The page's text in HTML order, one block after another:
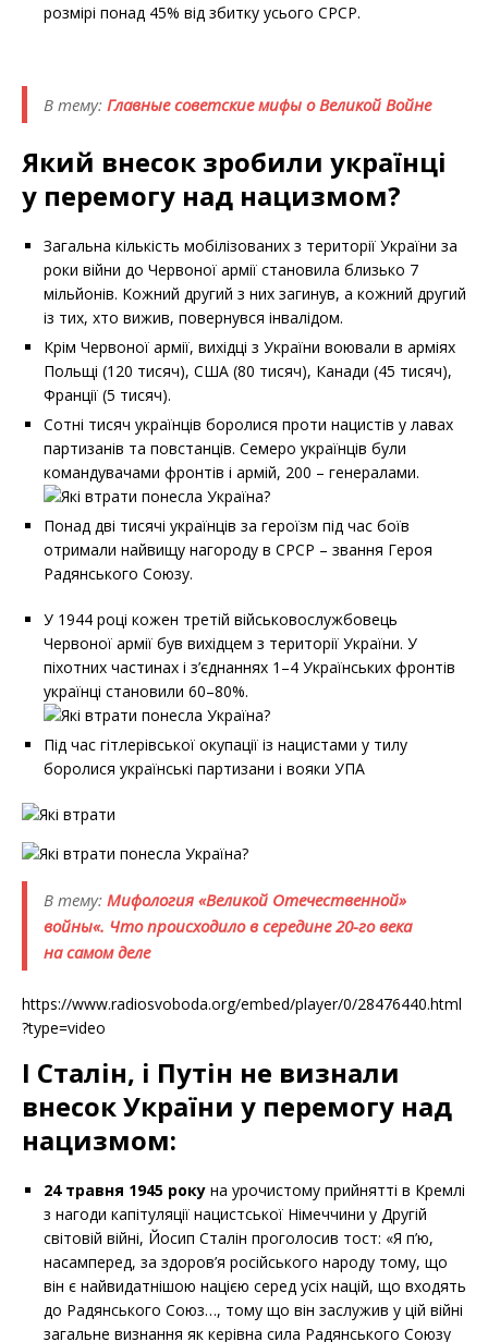
розмірі понад 45% від збитку усього СРСР.
В тему: Главные советские мифы о Великой Войне
Який внесок зробили українці
у перемогу над нацизмом?
Загальна кількість мобілізованих з території України за
роки війни до Червоної армії становила близько 7
мільйонів. Кожний другий з них загинув, а кожний другий
із тих, хто вижив, повернувся інвалідом.
Крім Червоної армії, вихідці з України воювали в арміях
Польщі (120 тисяч), США (80 тисяч), Канади (45 тисяч),
Франції (5 тисяч).
Сотні тисяч українців боролися проти нацистів у лавах
партизанів та повстанців. Семеро українців були
командувачами фронтів і армій, 200 – генералами.
Понад дві тисячі українців за героїзм під час боїв
отримали найвищу нагороду в СРСР – звання Героя
Радянського Союзу.
У 1944 році кожен третій військовослужбовець
Червоної армії був вихідцем з території України. У
піхотних частинах і з’єднаннях 1–4 Українських фронтів
українці становили 60–80%.
Під час гітлерівської окупації із нацистами у тилу
боролися українські партизани і вояки УПА
В тему: Мифология «Великой Отечественной»
войны«. Что происходило в середине 20-го века
на самом деле
https://www.radiosvoboda.org/embed/player/0/28476440.html
?type=video
І Сталін, і Путін не визнали
внесок України у перемогу над
нацизмом:
24 травня 1945 року на урочистому прийнятті в Кремлі
з нагоди капітуляції нацистської Німеччини у Другій
світовій війні, Йосип Сталін проголосив тост: «Я п’ю,
насамперед, за здоров’я російського народу тому, що
він є найвидатнішою нацією серед усіх націй, що входять
до Радянського Союз…, тому що він заслужив у цій війні
загальне визнання як керівна сила Радянського Союзу